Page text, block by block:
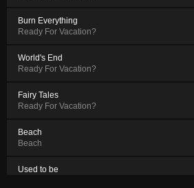
Burn Everything
Ready For Vacation?
World's End
Ready For Vacation?
Fairy Tales
Ready For Vacation?
Beach
Beach
Used to be